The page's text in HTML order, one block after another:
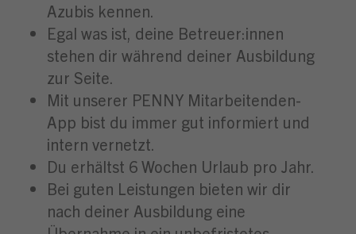
Azubis kennen.
Egal was ist, deine Betreuer:innen
stehen dir während deiner Ausbildung
zur Seite.
Mit unserer PENNY Mitarbeitenden-
App bist du immer gut informiert und
intern vernetzt.
Du erhältst 6 Wochen Urlaub pro Jahr.
Bei guten Leistungen bieten wir dir
nach deiner Ausbildung eine